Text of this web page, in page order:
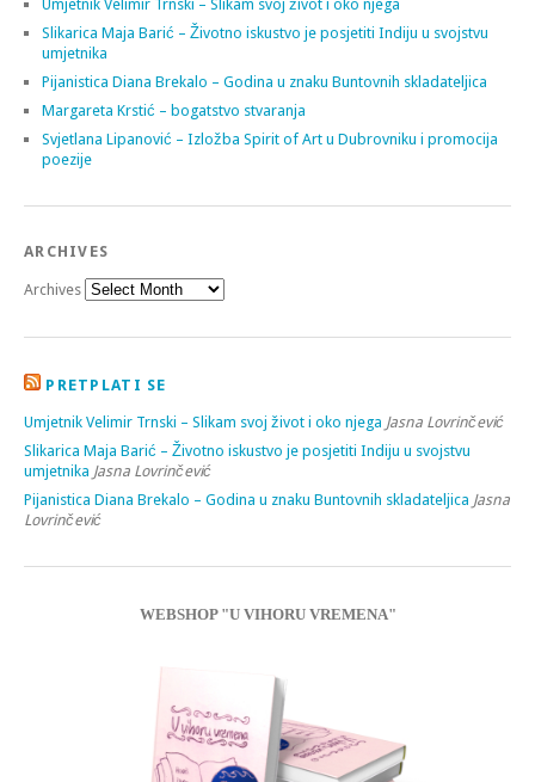
Umjetnik Velimir Trnski – Slikam svoj život i oko njega
Slikarica Maja Barić – Životno iskustvo je posjetiti Indiju u svojstvu
umjetnika
Pijanistica Diana Brekalo – Godina u znaku Buntovnih skladateljica
Margareta Krstić – bogatstvo stvaranja
Svjetlana Lipanović – Izložba Spirit of Art u Dubrovniku i promocija
poezije
ARCHIVES
Archives
PRETPLATI SE
Umjetnik Velimir Trnski – Slikam svoj život i oko njega Jasna Lovrinčević
Slikarica Maja Barić – Životno iskustvo je posjetiti Indiju u svojstvu
umjetnika Jasna Lovrinčević
Pijanistica Diana Brekalo – Godina u znaku Buntovnih skladateljica Jasna
Lovrinčević
WEBSHOP "U VIHORU VREMENA"